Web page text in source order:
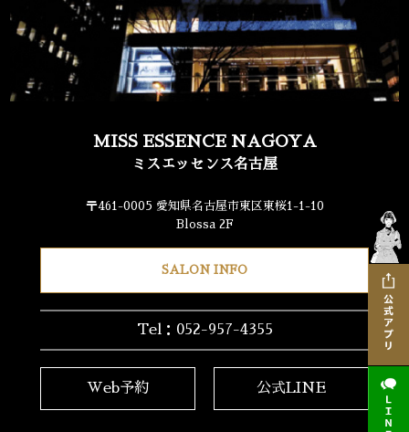
MISS ESSENCE NAGOYA
ミスエッセンス名古屋
〒461-0005 愛知県名古屋市東区東桜1-1-10
Blossa 2F
SALON INFO
Tel：052-957-4355
Web予約 公式LINE